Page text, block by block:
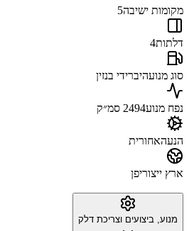
מקומות ישיבה5
דלתות4
סוג מנועהיברידי בנזין
נפח מנוע2494 סמ״ק
הנעהאחורית
ארץ ייצוריפן
מנוע, ביצועים וצריכת דלק